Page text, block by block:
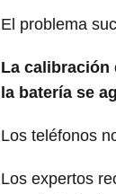
El problema
La calibración
la batería se
Los teléfonos
Los expertos